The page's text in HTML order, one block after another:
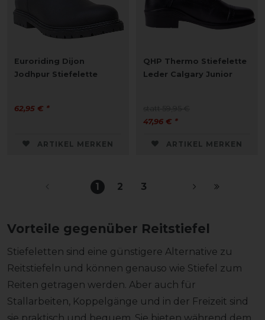
Euroriding Dijon
Jodhpur Stiefelette
62,95 € *
ARTIKEL MERKEN
QHP Thermo Stiefelette
Leder Calgary Junior
47,96 € *
ARTIKEL MERKEN
1 2 3
Vorteile gegenüber Reitstiefel
Stiefeletten sind eine günstigere Alternative zu
Reitstiefeln und können genauso wie Stiefel zum
Reiten getragen werden. Aber auch für
Stallarbeiten, Koppelgänge und in der Freizeit sind
sie praktisch und bequem. Sie bieten während dem